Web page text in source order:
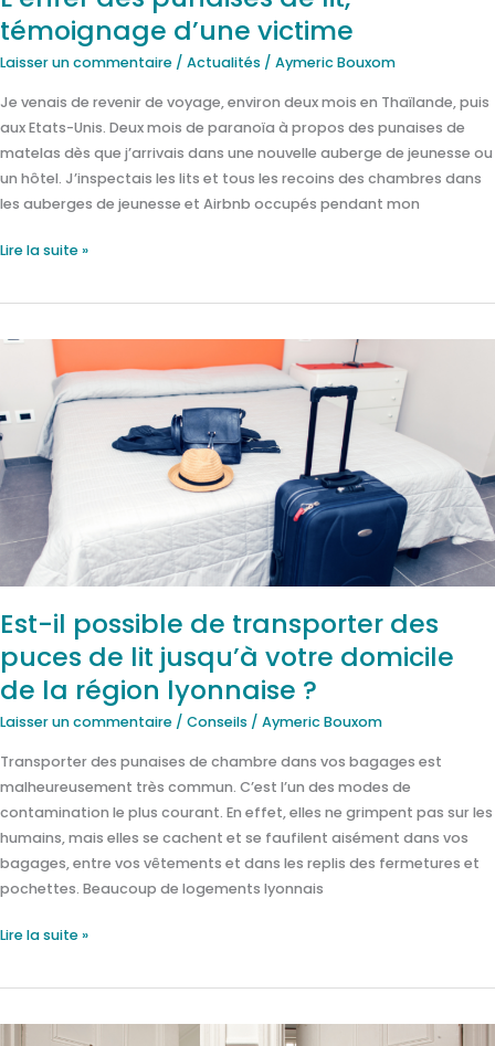
témoignage d’une victime
Laisser un commentaire / Actualités / Aymeric Bouxom
Je venais de revenir de voyage, environ deux mois en Thaïlande, puis
aux Etats-Unis. Deux mois de paranoïa à propos des punaises de
matelas dès que j’arrivais dans une nouvelle auberge de jeunesse ou
un hôtel. J’inspectais les lits et tous les recoins des chambres dans
les auberges de jeunesse et Airbnb occupés pendant mon
Lire la suite »
Est-il possible de transporter des
puces de lit jusqu’à votre domicile
de la région lyonnaise ?
Laisser un commentaire / Conseils / Aymeric Bouxom
Transporter des punaises de chambre dans vos bagages est
malheureusement très commun. C’est l’un des modes de
contamination le plus courant. En effet, elles ne grimpent pas sur les
humains, mais elles se cachent et se faufilent aisément dans vos
bagages, entre vos vêtements et dans les replis des fermetures et
pochettes. Beaucoup de logements lyonnais
possible
de
transporter
des
puces
jusqu’à
domicile
de
la
lyonnaise
?
Lire la suite »
Propagation